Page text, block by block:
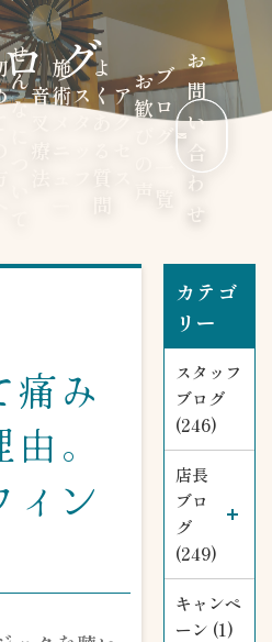
せ
ん
な音
施
術ス
よ
く
あ
ア
ク
お
歓
ブ
ロ
グ
お
問
い
合
わ
せ
グ
痛み
。
ィン
カテゴ
リー
スタッフ
ブログ
(246)
店長
ブロ
グ
(249)
キャンペ
ーン (1)